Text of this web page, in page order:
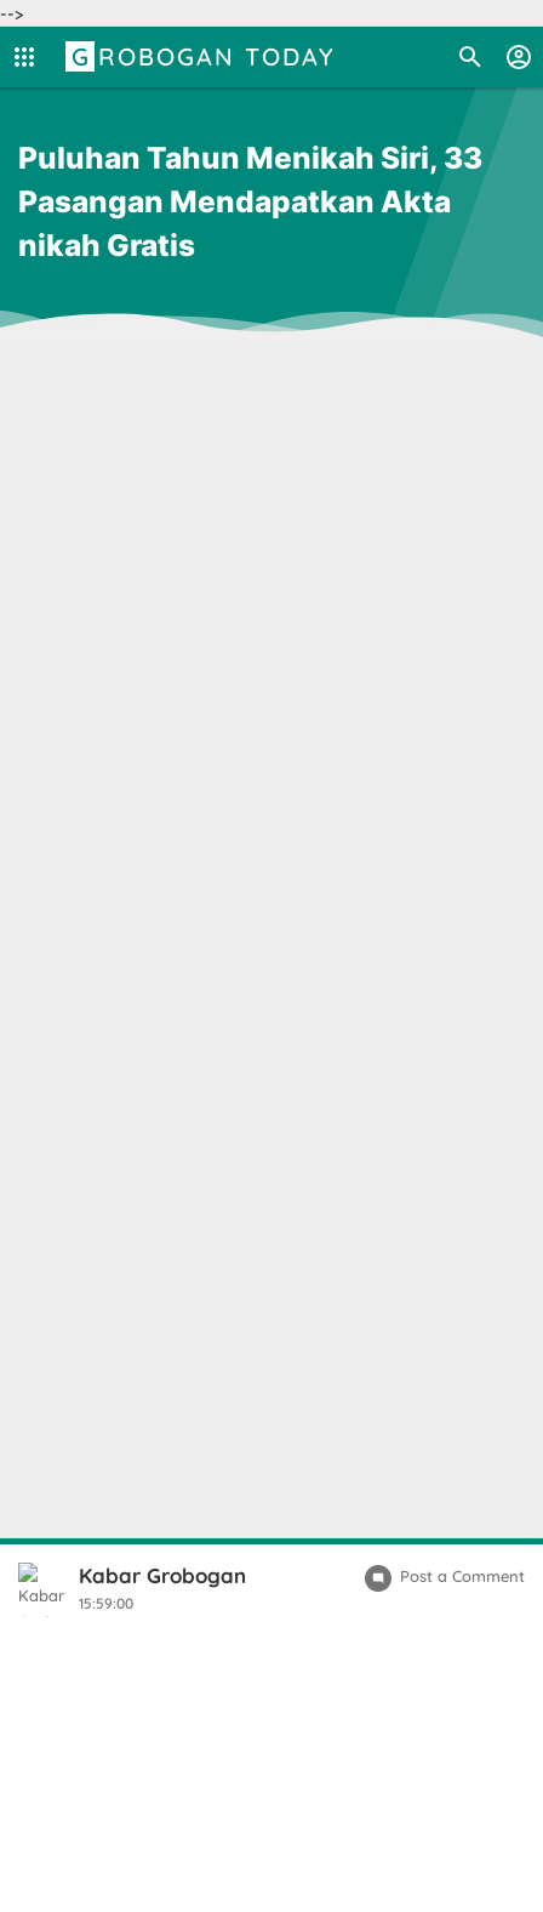
-->
GROBOGAN TODAY
Puluhan Tahun Menikah Siri, 33
Pasangan Mendapatkan Akta
nikah Gratis
Kabar Grobogan
15:59:00
Post a Comment